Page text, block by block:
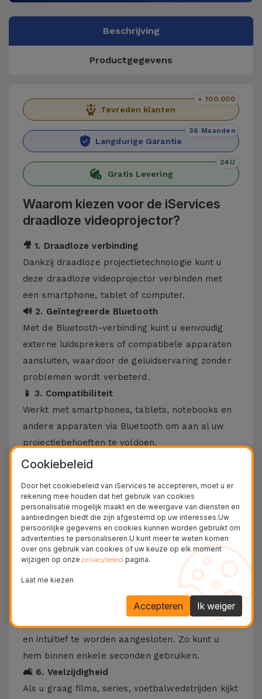
Beschrijving
Productgegevens
Tevreden klanten
+ 100.000
Langdurige Garantie
36 Maanden
Gratis Levering
24U
Waarom kiezen voor de iServices
draadloze videoprojector?
🎥 1. Draadloze verbinding
Dankzij draadloze projectietechnologie kunt u
deze draadloze videoprojector verbinden met
een smartphone, tablet of computer.
🔊 2. Geïntegreerde Bluetooth
Met de Bluetooth-verbinding kunt u eenvoudig
externe luidsprekers of compatibele apparaten
aansluiten, waardoor de geluidservaring zonder
problemen wordt verbeterd.
📱 3. Compatibiliteit
Werkt met smartphones, tablets, notebooks en
andere apparaten via Bluetooth om aan al uw
projectiebehoeften te voldoen.
🕹️ 4. Draagbaar en lichtgewicht
deze draagbare Bluetooth-projector perfect
voor gebruik thuis met familie of vrienden, maar
ook om mee te nemen op reis.
U kunt hem ook buiten gebruiken en voor
presentaties.
🔄 5. Eenvoudige, gemakkelijke en intuïtieve
Voorkom de gebruikelijke kabelwarboel.
Deze draadloze projector is ontworpen om snel
en intuïtief te worden aangesloten. Zo kunt u
hem binnen enkele seconden gebruiken.
🛋️ 6. Veelzijdigheid
Als u graag films, series, voetbalwedstrijden kijkt
Cookiebeleid
Door het cookiebeleid van iServices te accepteren, moet u er
rekening mee houden dat het gebruik van cookies
personalisatie mogelijk maakt en de weergave van diensten en
aanbiedingen biedt die zijn afgestemd op uw interesses.Uw
persoonlijke gegevens en cookies kunnen worden gebruikt om
advertenties te personaliseren.U kunt meer te weten komen
over ons gebruik van cookies of uw keuze op elk moment
wijzigen op onze privacybeleid pagina.
Laat me kiezen
Ik weiger
Accepteren